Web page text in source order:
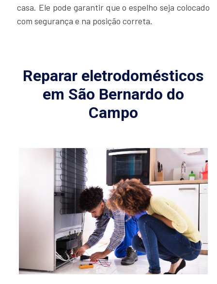
casa. Ele pode garantir que o espelho seja colocado
com segurança e na posição correta.
Reparar eletrodomésticos
em São Bernardo do
Campo